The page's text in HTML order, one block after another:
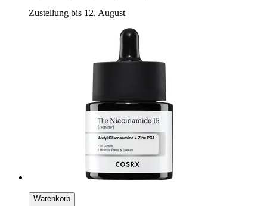
Zustellung bis 12. August
Warenkorb